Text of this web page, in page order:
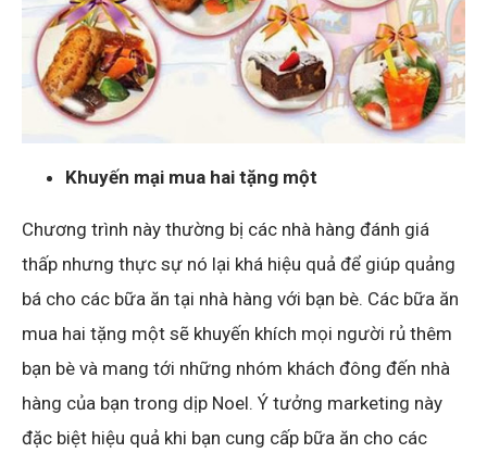
Khuyến mại mua hai tặng một
Chương trình này thường bị các nhà hàng đánh giá
thấp nhưng thực sự nó lại khá hiệu quả để giúp quảng
bá cho các bữa ăn tại nhà hàng với bạn bè. Các bữa ăn
mua hai tặng một sẽ khuyến khích mọi người rủ thêm
bạn bè và mang tới những nhóm khách đông đến nhà
hàng của bạn trong dịp Noel. Ý tưởng marketing này
đặc biệt hiệu quả khi bạn cung cấp bữa ăn cho các